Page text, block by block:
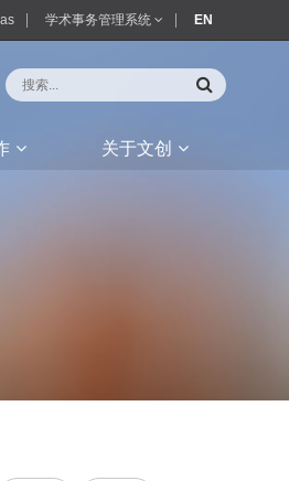
学术事务管理系统 EN
关于文创